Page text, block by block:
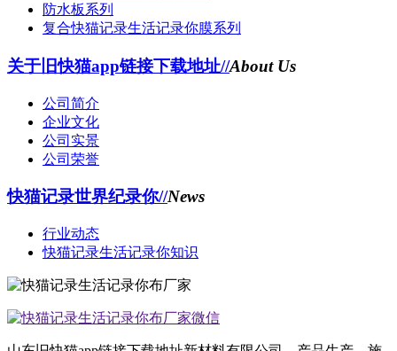
防水板系列
复合快猫记录生活记录你膜系列
关于旧快猫app链接下载地址//About Us
公司简介
企业文化
公司实景
公司荣誉
快猫记录世界纪录你//News
行业动态
快猫记录生活记录你知识